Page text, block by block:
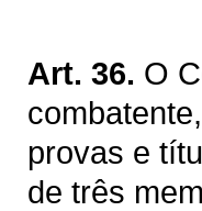
Art. 36. O
provas e
de três